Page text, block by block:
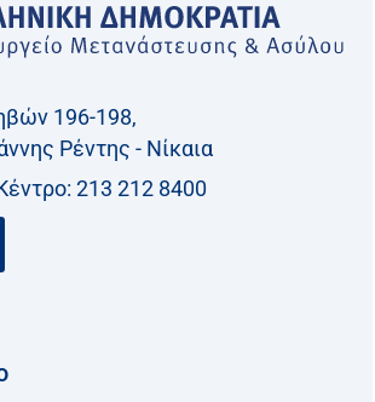
196-198,
Ρέντης - Νίκαια
213 212 8400